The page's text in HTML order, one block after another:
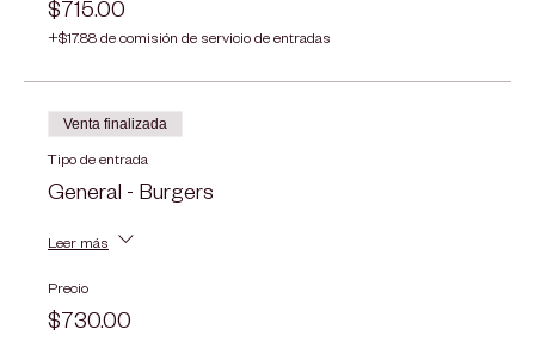
$715.00
+$17.88 de comisión de servicio de entradas
Venta finalizada
Tipo de entrada
General - Burgers
Leer más
Precio
$730.00